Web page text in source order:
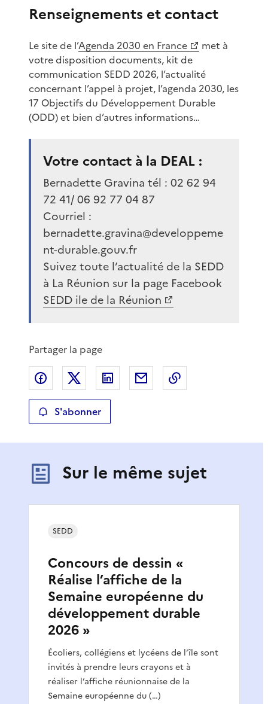
Renseignements et contact
Le site de l’Agenda 2030 en France
met à
votre disposition documents, kit de
communication SEDD 2026, l’actualité
concernant l’appel à projet, l’agenda 2030, les
17 Objectifs du Développement Durable
(ODD) et bien d’autres informations…
Votre contact à la DEAL :
Bernadette Gravina tél : 02 62 94
72 41/ 06 92 77 04 87
Courriel :
bernadette.gravina@developpeme
nt-durable.gouv.fr
Suivez toute l’actualité de la SEDD
à La Réunion sur la page Facebook
SEDD ile de la Réunion
Partager la page
Partager sur Facebook
Partager sur XPartager sur LinkedIn
Partager par email
S'abonner
Sur le même sujet
Concours de dessin «
Réalise l’affiche de la
Semaine européenne du
développement durable
2026 »
Écoliers, collégiens et lycéens de l’île sont
invités à prendre leurs crayons et à
réaliser l’affiche réunionnaise de la
Semaine européenne du (…)
SEDD